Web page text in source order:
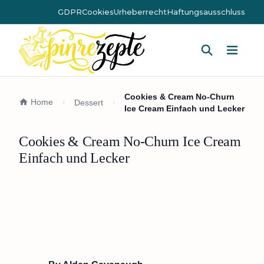
GDPRCookiesUrheberrechtHaftungsausschluss
Home Dessert
Cookies & Cream No-Churn
Ice Cream Einfach und Lecker
Cookies & Cream No-Churn Ice Cream
Einfach und Lecker